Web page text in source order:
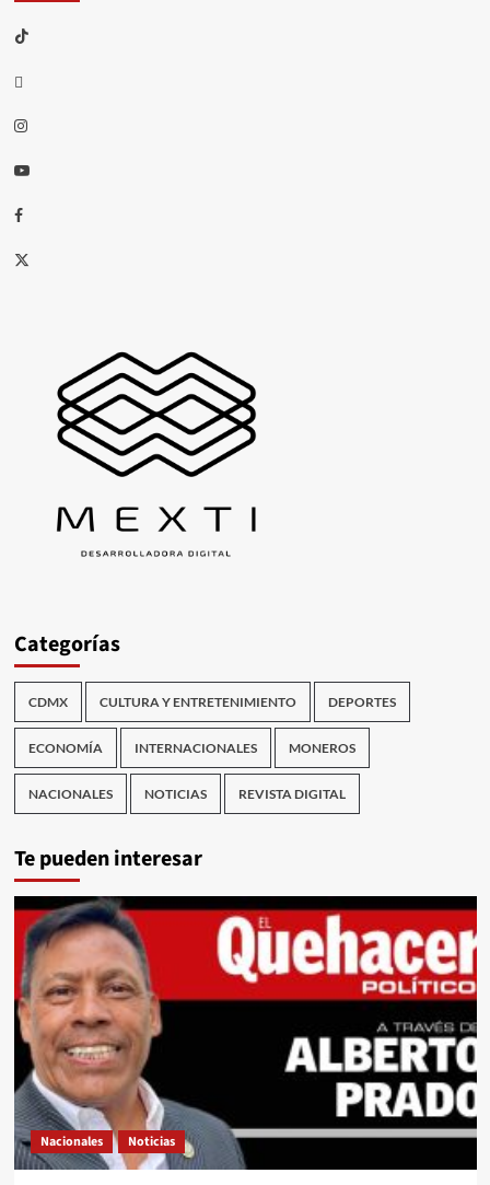
TikTok
threads
Instagram
Youtube
Facebook
X
Categorías
CDMX CULTURA Y ENTRETENIMIENTO DEPORTES
ECONOMÍA INTERNACIONALES MONEROS
NACIONALES NOTICIAS REVISTA DIGITAL
Te pueden interesar
Nacionales Noticias